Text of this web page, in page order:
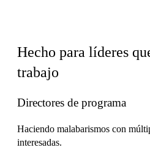
Hecho para líderes
trabajo
Directores de programa
Haciendo malabarismos con
interesadas.